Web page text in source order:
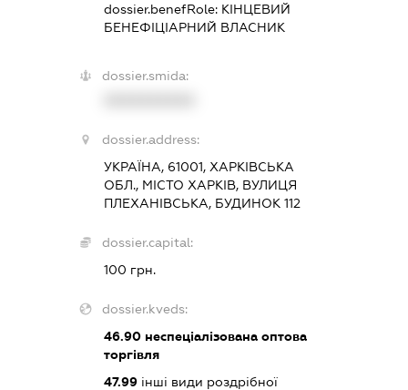
dossier.benefRole: КІНЦЕВИЙ
БЕНЕФІЦІАРНИЙ ВЛАСНИК
dossier.smida:
dossier.address:
УКРАЇНА, 61001, ХАРКІВСЬКА
ОБЛ., МІСТО ХАРКІВ, ВУЛИЦЯ
ПЛЕХАНІВСЬКА, БУДИНОК 112
dossier.capital:
100 грн.
dossier.kveds:
46.90 неспеціалізована оптова
торгівля
47.99 інші види роздрібної